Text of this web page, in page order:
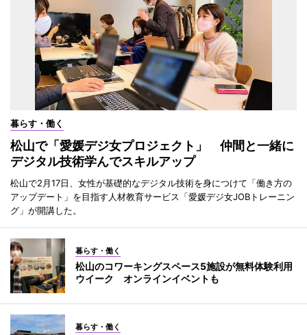
暮らす・働く
松山で「愛媛デジ女プロジェクト」 仲間と一緒に
デジタル技術学んでスキルアップ
松山で2月17日、女性が基礎的なデジタル技術を身につけて「働き方の
アップデート」を目指す人材教育サービス「愛媛デジ女JOBトレーニン
グ」が開講した。
暮らす・働く
松山のコワーキングスペース5施設が無料体験利用
ウイーク オンラインイベントも
暮らす・働く